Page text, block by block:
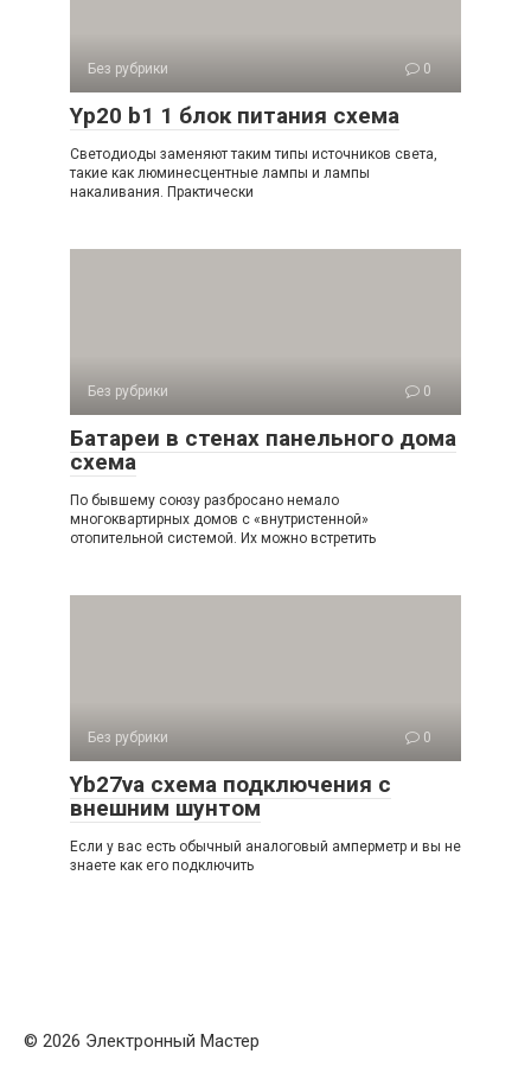
Без рубрики 0
Yp20 b1 1 блок питания схема
Светодиоды заменяют таким типы источников света,
такие как люминесцентные лампы и лампы
накаливания. Практически
Без рубрики 0
Батареи в стенах панельного дома
схема
По бывшему союзу разбросано немало
многоквартирных домов с «внутристенной»
отопительной системой. Их можно встретить
Без рубрики 0
Yb27va схема подключения с
внешним шунтом
Если у вас есть обычный аналоговый амперметр и вы не
знаете как его подключить
© 2026 Электронный Мастер